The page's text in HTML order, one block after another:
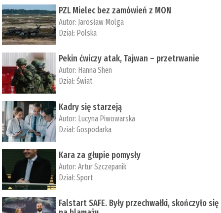
PZL Mielec bez zamówień z MON
Autor: Jarosław Molga
Dział: Polska
Pekin ćwiczy atak, Tajwan – przetrwanie
Autor: ­Hanna Shen
Dział:Świat
Kadry się starzeją
Autor: Lucyna Piwowarska
Dział:Gospodarka
Kara za głupie pomysły
Autor:Artur Szczepanik
Dział:Sport
Falstart SAFE. Były przechwałki, skończyło się